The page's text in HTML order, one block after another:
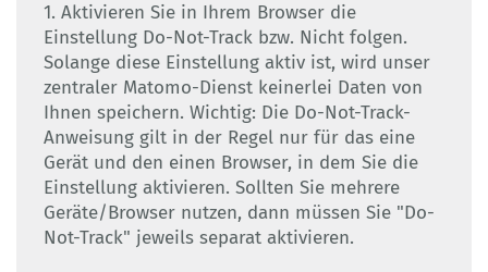
1. Aktivieren Sie in Ihrem Browser die
Einstellung Do-Not-Track bzw. Nicht folgen.
Solange diese Einstellung aktiv ist, wird unser
zentraler Matomo-Dienst keinerlei Daten von
Ihnen speichern. Wichtig: Die Do-Not-Track-
Anweisung gilt in der Regel nur für das eine
Gerät und den einen Browser, in dem Sie die
Einstellung aktivieren. Sollten Sie mehrere
Geräte/Browser nutzen, dann müssen Sie "Do-
Not-Track" jeweils separat aktivieren.